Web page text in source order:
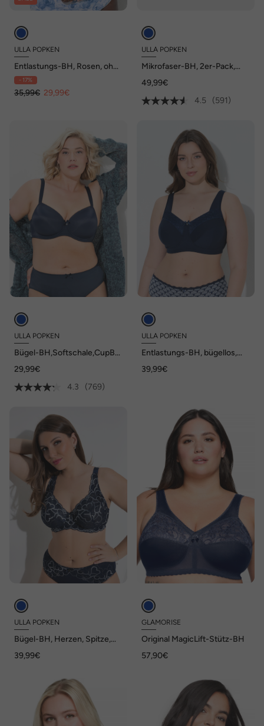
ULLA POPKEN
Entlastungs-BH, Rosen, ohne
Bügel, Cup C - F
- 17%
35,99€ 29,99€
ULLA POPKEN
Mikrofaser-BH, 2er-Pack,
Cups
49,99€
4.5
(591)
ULLA POPKEN
Bügel-BH,Softschale,CupB-
29,99€
4.3
(769)
ULLA POPKEN
Entlastungs-BH, bügellos,
39,99€
ULLA POPKEN
Bügel-BH, Herzen, Spitze,
39,99€
GLAMORISE
Original MagicLift-Stütz-BH
57,90€